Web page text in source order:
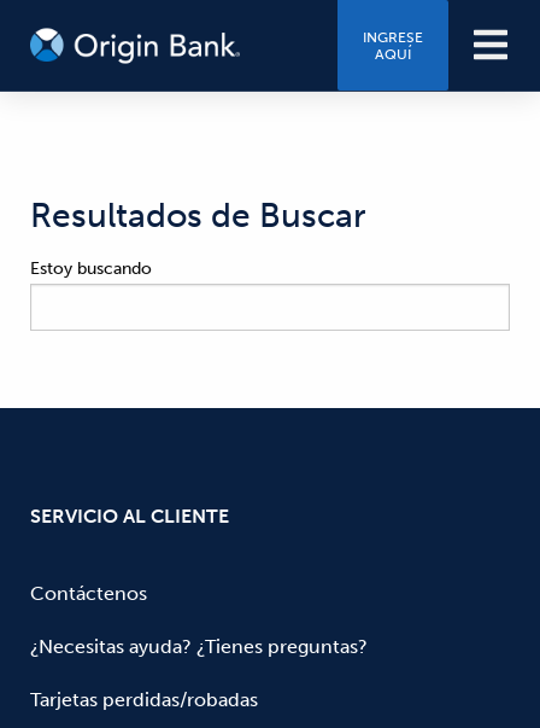
INGRESE
AQUÍ
Resultados de Buscar
Estoy buscando
SERVICIO AL CLIENTE
Contáctenos
¿Necesitas ayuda? ¿Tienes preguntas?
Tarjetas perdidas/robadas